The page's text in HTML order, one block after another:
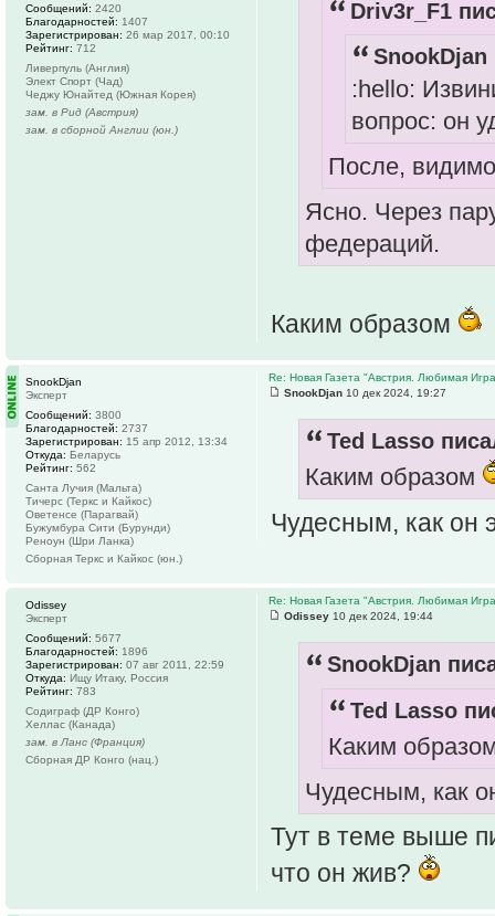
Driv3r_F1
SnookDjan
:hello:
вопрос: он
После,
Ясно. Через
федераций.
Каким образом
Сообщений: 2420
Благодарностей: 1407
Зарегистрирован: 26 мар 2017, 00:10
Рейтинг: 712
Ливерпуль (Англия)
Элект Спорт (Чад)
Чеджу Юнайтед (Южная Корея)
зам. в Рид (Австрия)
зам. в сборной Англии (юн.)
Re: Новая Газета "Австрия. Любимая
SnookDjan 10 дек 2024, 19:27
Ted Lasso
Каким образом
Чудесным, как он
SnookDjan
Эксперт
Сообщений: 3800
Благодарностей: 2737
Зарегистрирован: 15 апр 2012, 13:34
Откуда: Беларусь
Рейтинг: 562
Санта Лучия (Мальта)
Тичерс (Теркс и Кайкос)
Оветенсе (Парагвай)
Бужумбура Сити (Бурунди)
Реноун (Шри Ланка)
Сборная Теркс и Кайкос (юн.)
Re: Новая Газета "Австрия. Любимая
Odissey 10 дек 2024, 19:44
SnookDjan
Ted Lasso
Каким
Чудесным, как
Тут в теме выше
что он жив?
Odissey
Эксперт
Сообщений: 5677
Благодарностей: 1896
Зарегистрирован: 07 авг 2011, 22:59
Откуда: Ищу Итаку, Россия
Рейтинг: 783
Содиграф (ДР Конго)
Хеллас (Канада)
зам. в Ланс (Франция)
Сборная ДР Конго (нац.)